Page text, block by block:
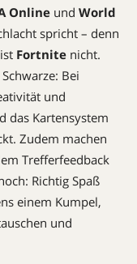
Online und World
spricht – denn
Fortnite nicht.
Bei
und
das Kartensystem
Zudem machen
Trefferfeedback
Richtig Spaß
einem Kumpel,
und